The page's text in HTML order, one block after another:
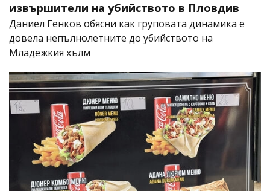
извършители на убийството в Пловдив
Даниел Генков обясни как груповата динамика е
довела непълнолетните до убийството на
Младежкия хълм